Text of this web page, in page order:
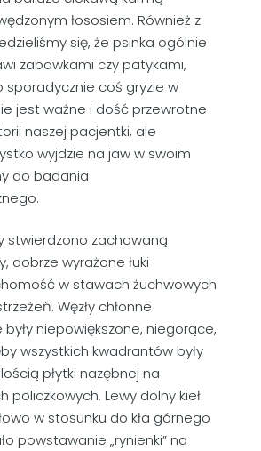
łososiem. Również z
się, że psinka ogólnie
zabawkami czy patykami,
sporadycznie coś gryzie w
jest ważne i dość przewrotne
naszej pacjentki, ale
wyjdzie na jaw w swoim
do badania
stwierdzono zachowaną
dobrze wyrażone łuki
w stawach żuchwowych
Węzły chłonne
niepowiększone, niegorące,
wszystkich kwadrantów były
płytki nazębnej na
policzkowych. Lewy dolny kieł
w stosunku do kła górnego
powstawanie „rynienki” na